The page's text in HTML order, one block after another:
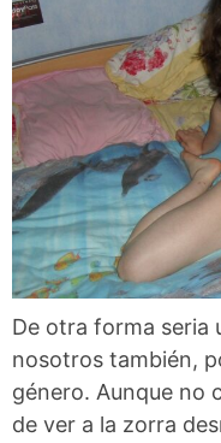
De otra forma seria
nosotros también,
género. Aunque no
de ver a la zorra